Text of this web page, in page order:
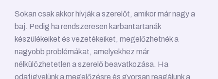
Sokan csak akkor hívják a szerelőt, amikor már nagy a
baj. Pedig ha rendszeresen karbantartanák
készülékeiket és vezetékeiket, megelőzhetnék a
nagyobb problémákat, amelyekhez már
nélkülözhetetlen a szerelő beavatkozása. Ha
odafigyelünk a megelőzésre és gyorsan reagálunk a